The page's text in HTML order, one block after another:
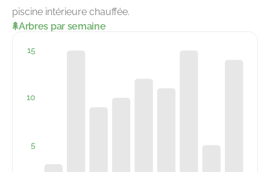
piscine intérieure chauffée.
Arbres par semaine